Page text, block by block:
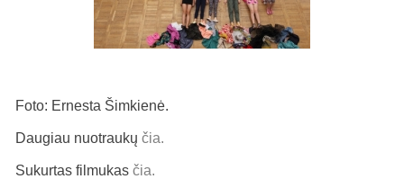
Foto: Ernesta Šimkienė.
Daugiau nuotraukųčia.
Sukurtas filmukasčia.